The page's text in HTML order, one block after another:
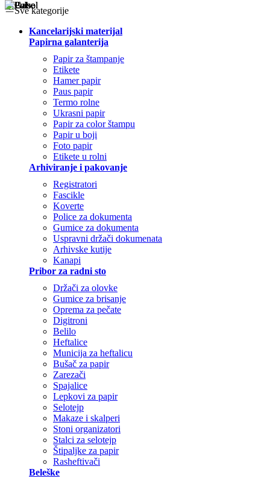
Sve kategorije
Kancelarijski materijal
Papirna galanterija
Papir za štampanje
Etikete
Hamer papir
Paus papir
Termo rolne
Ukrasni papir
Papir za color štampu
Papir u boji
Foto papir
Etikete u rolni
Arhiviranje i pakovanje
Registratori
Fascikle
Koverte
Police za dokumenta
Gumice za dokumenta
Uspravni držači dokumenata
Arhivske kutije
Kanapi
Pribor za radni sto
Držači za olovke
Gumice za brisanje
Oprema za pečate
Digitroni
Belilo
Heftalice
Municija za heftalicu
Bušač za papir
Zarezači
Spajalice
Lepkovi za papir
Selotejp
Makaze i skalperi
Stoni organizatori
Stalci za selotejp
Štipaljke za papir
Rasheftivači
Beleške